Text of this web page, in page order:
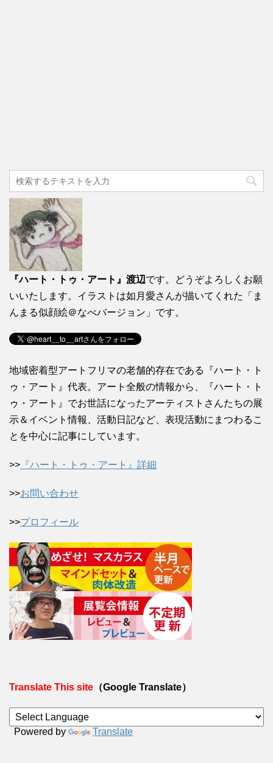
『ハート・トゥ・アート』渡辺です。どうぞよろしくお願
いいたします。イラストは如月愛さんが描いてくれた「ま
んまる似顔絵＠なべバージョン」です。
地域密着型アートフリマの老舗的存在である『ハート・ト
ゥ・アート』代表。アート全般の情報から、『ハート・ト
ゥ・アート』でお世話になったアーティストさんたちの展
示＆イベント情報、活動日記など、表現活動にまつわるこ
とを中心に記事にしています。
>> 『ハート・トゥ・アート』詳細
>>お問い合わせ
>>プロフィール
Translate This site （Google Translate）
Powered by Translate